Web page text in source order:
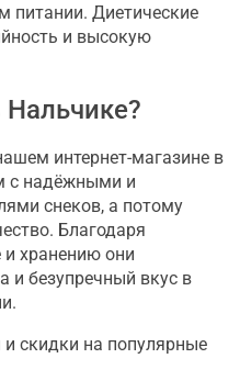
питании. Диетические
и высокую
Нальчике?
интернет-магазине в
с надёжными и
снеков, а потому
Благодаря
и хранению они
и безупречный вкус в
скидки на популярные